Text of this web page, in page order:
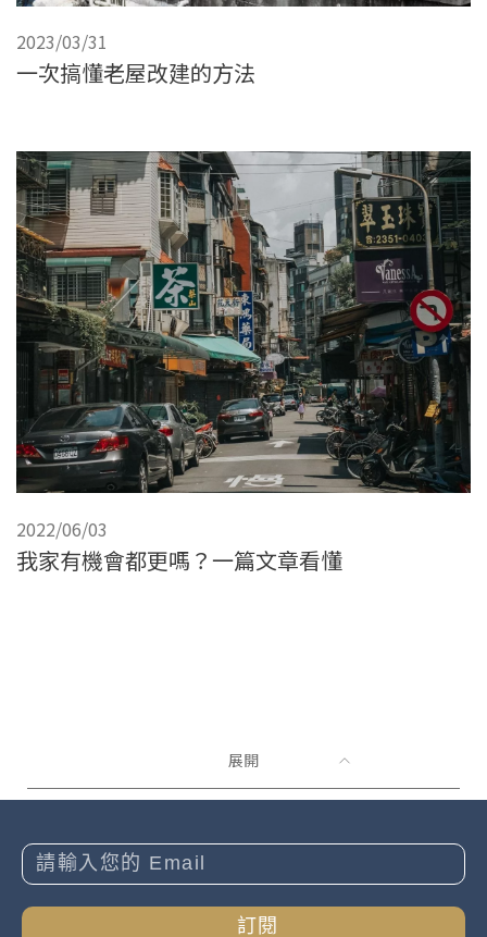
2023/03/31
一次搞懂老屋改建的方法
2022/06/03
我家有機會都更嗎？一篇文章看懂
展開
訂閱